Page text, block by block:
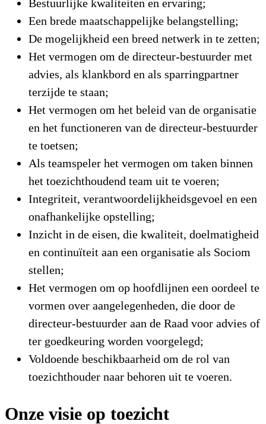
Bestuurlijke kwaliteiten en ervaring;
Een brede maatschappelijke belangstelling;
De mogelijkheid een breed netwerk in te zetten;
Het vermogen om de directeur-bestuurder met
advies, als klankbord en als sparringpartner
terzijde te staan;
Het vermogen om het beleid van de organisatie
en het functioneren van de directeur-bestuurder
te toetsen;
Als teamspeler het vermogen om taken binnen
het toezichthoudend team uit te voeren;
Integriteit, verantwoordelijkheidsgevoel en een
onafhankelijke opstelling;
Inzicht in de eisen, die kwaliteit, doelmatigheid
en continuïteit aan een organisatie als Sociom
stellen;
Het vermogen om op hoofdlijnen een oordeel te
vormen over aangelegenheden, die door de
directeur-bestuurder aan de Raad voor advies of
ter goedkeuring worden voorgelegd;
Voldoende beschikbaarheid om de rol van
toezichthouder naar behoren uit te voeren.
Onze visie op toezicht